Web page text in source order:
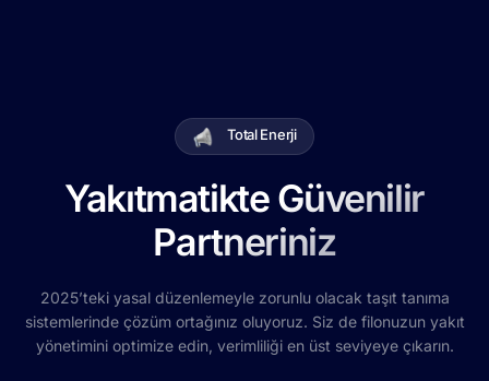
Total Enerji
Yakıtmatikte Güvenilir
Partneriniz
2025’teki yasal düzenlemeyle zorunlu olacak taşıt tanıma
sistemlerinde çözüm ortağınız oluyoruz. Siz de filonuzun yakıt
yönetimini optimize edin, verimliliği en üst seviyeye çıkarın.